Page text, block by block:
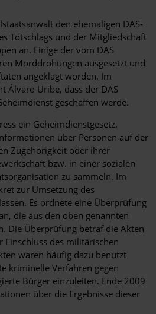
den ehemaligen DAS-
Totschlags und der Mitgliedschaft
an. Einige der vom DAS
Morddrohungen ausgesetzt und
angeklagt worden. Im
Álvaro Uribe, dass der DAS
geschaffen werde.
ein Geheimdienstgesetz.
über Personen auf der
Zugehörigkeit oder ihrer
bzw. in einer sozialen
zu sammeln. Im
zur Umsetzung des
Es ordnete eine Überprüfung
die aus den oben genannten
Die Überprüfung betraf die Akten
Einschluss des militärischen
waren häufig dazu benutzt
kriminelle Verfahren gegen
Bürger einzuleiten. Ende 2009
über die Ergebnisse dieser